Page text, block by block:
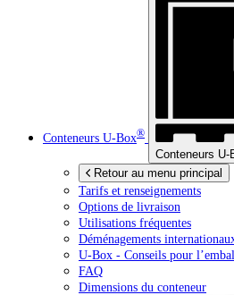
Conteneurs U-Box®
Conteneurs U-
Retour au menu principal
Tarifs et renseignements
Options de livraison
Utilisations fréquentes
Déménagements
U-Box - Conseils pour
FAQ
Dimensions du conteneur